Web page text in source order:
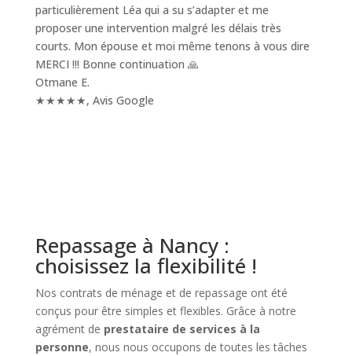
particulièrement Léa qui a su s’adapter et me
proposer une intervention malgré les délais très
courts. Mon épouse et moi même tenons à vous dire
MERCI !!! Bonne continuation 🙏
Otmane E.
★★★★★, Avis Google
Repassage à Nancy :
choisissez la flexibilité !
Nos contrats de ménage et de repassage ont été
conçus pour être simples et flexibles. Grâce à notre
agrément de prestataire de services à la
personne, nous nous occupons de toutes les tâches